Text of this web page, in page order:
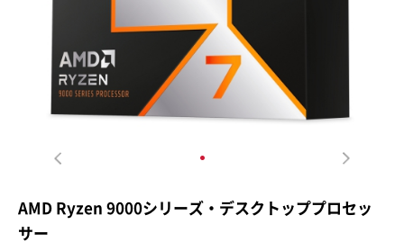
AMD Ryzen 9000シリーズ・デスクトッププロセッ
サー